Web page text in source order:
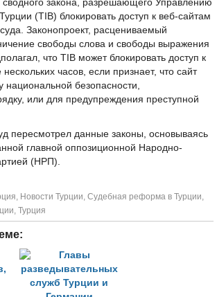
сводного закона, разрешающего Управлению
(TIB) блокировать доступ к веб-сайтам
Законопроект, расцениваемый
свободы слова и свободы выражения
что TIB может блокировать доступ к
нескольких часов, если признает, что сайт
национальной безопасности,
или для предупреждения преступной
пересмотрел данные законы, основываясь
главной оппозиционной Народно-
(НРП).
, Новости Турции, Судебная реформа в Турции,
, Турция